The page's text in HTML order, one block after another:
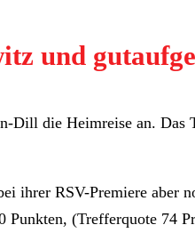
und
die Heimreise an. Das
ihrer RSV-Premiere aber
(Trefferquote 74